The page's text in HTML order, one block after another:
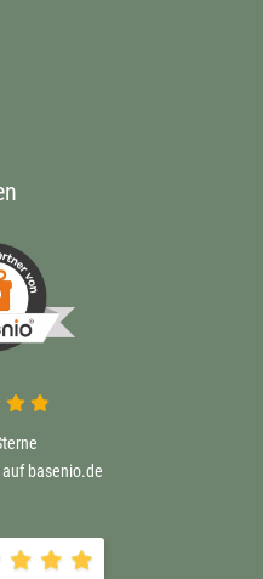
basenio.de